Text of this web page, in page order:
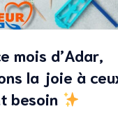
mois d’Adar,
la joie à
besoin